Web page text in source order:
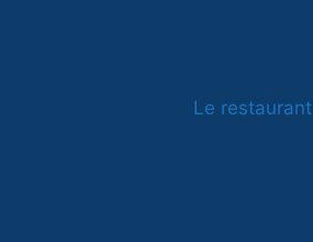
Le restaurant